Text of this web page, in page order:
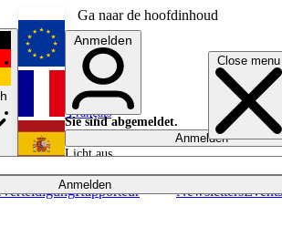
Ga naar de hoofdinhoud
Close menu
Anmelden
VerteidigungRapporteur NewslettersEvents
English
Français
Anmelden
Sie sind abgemeldet.
Anmelden
Licht aus